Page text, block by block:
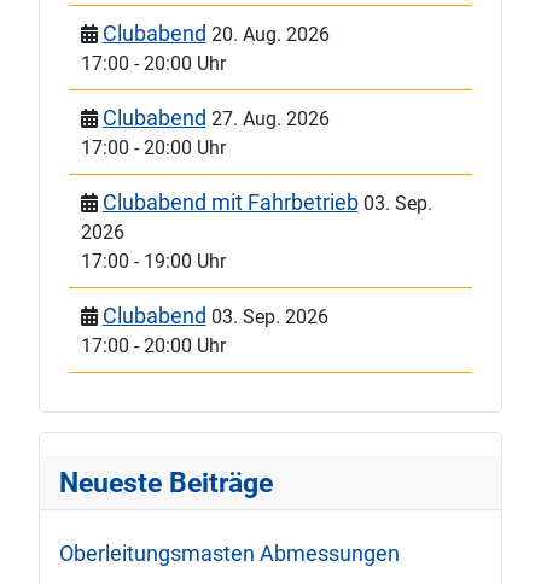
Clubabend 20. Aug. 2026
17:00 -20:00 Uhr
Clubabend 27. Aug. 2026
17:00 -20:00 Uhr
Clubabend mit Fahrbetrieb 03. Sep.
2026
17:00 - 19:00 Uhr
Clubabend 03. Sep. 2026
17:00 -20:00 Uhr
Neueste Beiträge
Oberleitungsmasten Abmessungen